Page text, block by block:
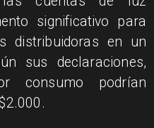
significativo para
distribuidoras en un
sus declaraciones,
consumo podrían